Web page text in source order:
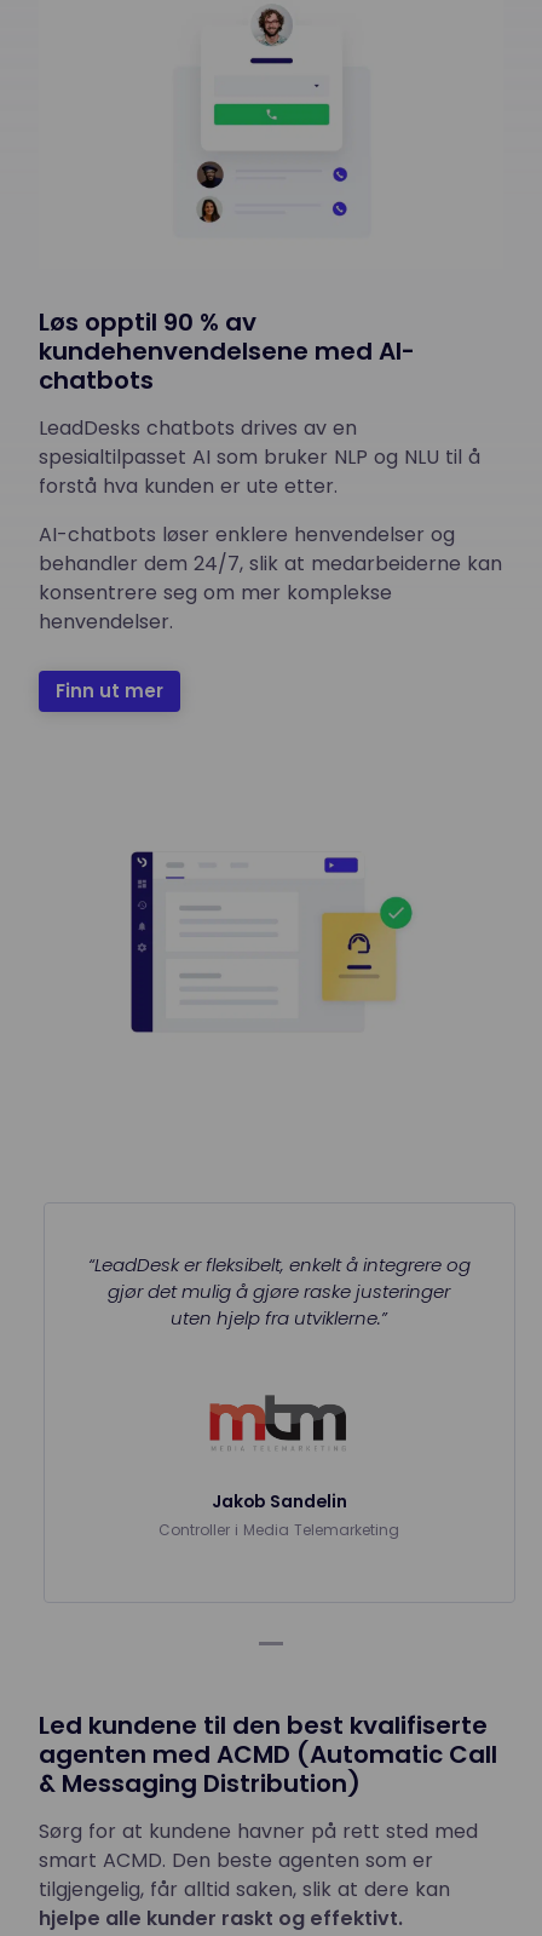
Løs opptil 90 % av
kundehenvendelsene med AI-
chatbots
LeadDesks chatbots drives av en
spesialtilpasset AI som bruker NLP og NLU til å
forstå hva kunden er ute etter.
AI-chatbots løser enklere henvendelser og
behandler dem 24/7, slik at medarbeiderne kan
konsentrere seg om mer komplekse
henvendelser.
Finn ut mer
“LeadDesk er fleksibelt, enkelt å integrere og
gjør det mulig å gjøre raske justeringer
uten hjelp fra utviklerne.”
Jakob Sandelin
Controller i Media Telemarketing
Led kundene til den best kvalifiserte
agenten med ACMD (Automatic Call
& Messaging Distribution)
Sørg for at kundene havner på rett sted med
smart ACMD. Den beste agenten som er
tilgjengelig, får alltid saken, slik at dere kan
hjelpe alle kunder raskt og effektivt.